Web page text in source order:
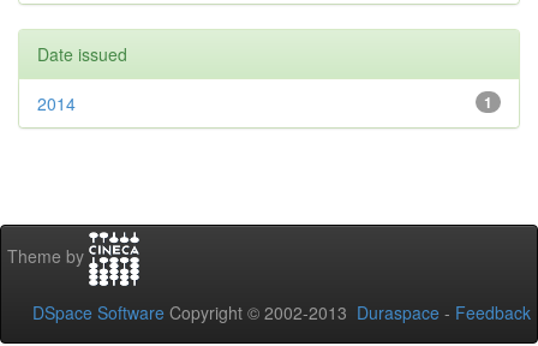
Date issued
1
2014
Theme by
DSpace Software Copyright © 2002-2013 Duraspace - Feedback